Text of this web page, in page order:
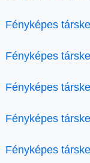
Fényképes
Fényképes
Fényképes
Fényképes
Fényképes